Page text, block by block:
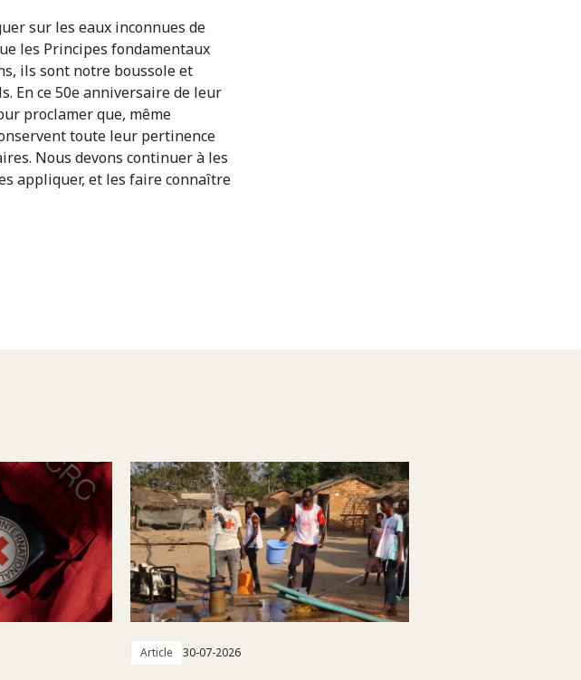
sur les eaux inconnues de
les Principes fondamentaux
ils sont notre boussole et
En ce 50e anniversaire de leur
proclamer que, même
toute leur pertinence
Nous devons continuer à les
appliquer, et les faire connaître
Article 30-07-2026